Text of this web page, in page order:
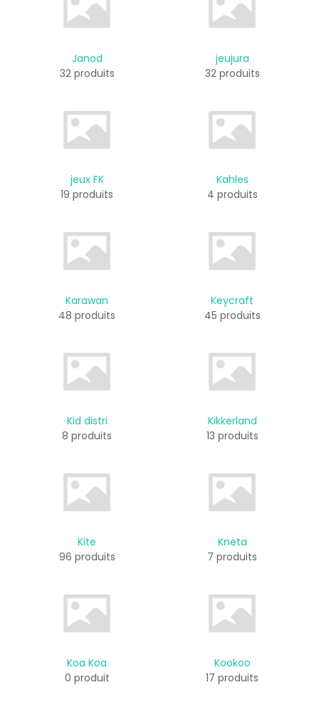
Janod
32 produits
jeujura
32 produits
jeux FK
19 produits
Kahles
4 produits
Karawan
48 produits
Keycraft
45 produits
Kid distri
8 produits
Kikkerland
13 produits
Kite
96 produits
Kneta
7 produits
Koa Koa
0 produit
Kookoo
17 produits